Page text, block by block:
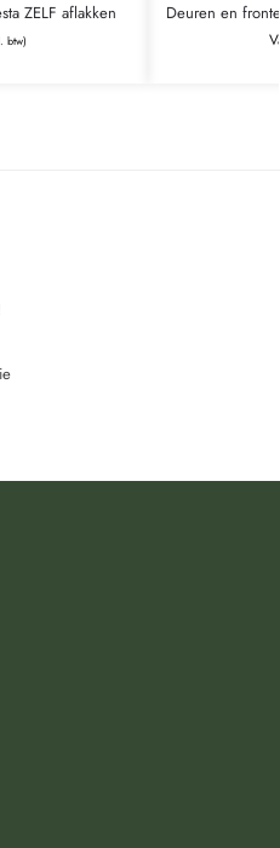
ZELF aflakken
btw)
Deuren en